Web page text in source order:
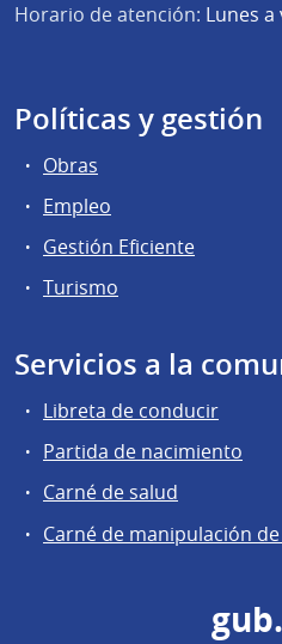
Horario de atención: Lunes a
Políticas y gestión
Obras
Empleo
Gestión Eficiente
Turismo
Servicios a la
Libreta de conducir
Partida de nacimiento
Carné de salud
Carné de manipulación